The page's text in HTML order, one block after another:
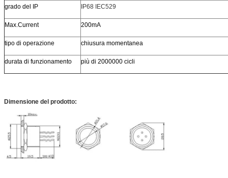
grado del IP IP68 IEC529
Max.Current 200mA
tipo di operazione chiusura momentanea
durata di funzionamento più di 2000000 cicli
Dimensione del prodotto: